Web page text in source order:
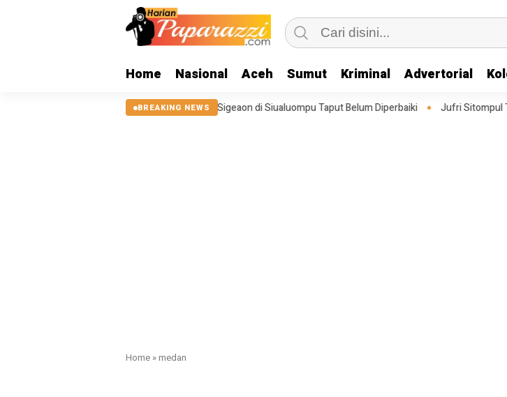
Home Nasional Aceh Sumut Kriminal Advertorial
BREAKING NEWS
Pasca Bencana 2025, Tanggul Sungai Sigeaon di Siualuompu Taput Belum Diperbaiki Jufri Sitompul Terpilih
Home »medan